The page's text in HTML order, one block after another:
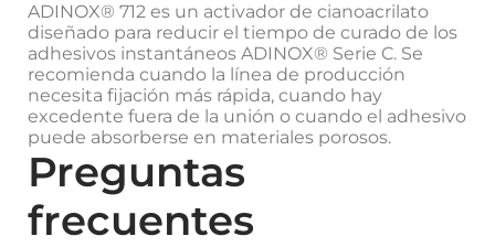
ADINOX® 712 es un activador de cianoacrilato
diseñado para reducir el tiempo de curado de los
adhesivos instantáneos ADINOX® Serie C. Se
recomienda cuando la línea de producción
necesita fijación más rápida, cuando hay
excedente fuera de la unión o cuando el adhesivo
puede absorberse en materiales porosos.
Preguntas
frecuentes